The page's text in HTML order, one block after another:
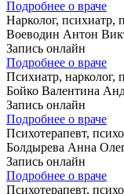
Подробнее о враче
Нарколог, психиатр,
Воеводин Антон
Запись онлайн
Подробнее о враче
Психиатр, нарколог,
Бойко Валентина
Запись онлайн
Подробнее о враче
Психотерапевт,
Болдырева Анна
Запись онлайн
Подробнее о враче
Психотерапевт,